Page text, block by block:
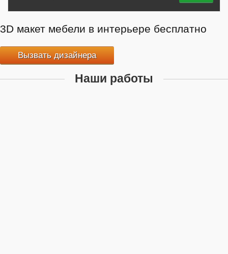
3D макет мебели в интерьере бесплатно
Вызвать дизайнера
Наши работы